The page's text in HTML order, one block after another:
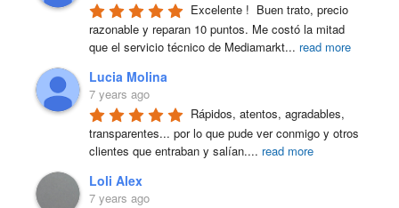
Excelente !  Buen trato, precio
razonable y reparan 10 puntos. Me costó la mitad
que el servicio técnico de Mediamarkt... read more
Lucia Molina
7 years ago
Rápidos, atentos, agradables,
transparentes... por lo que pude ver conmigo y otros
clientes que entraban y salían.... read more
Loli Alex
7 years ago